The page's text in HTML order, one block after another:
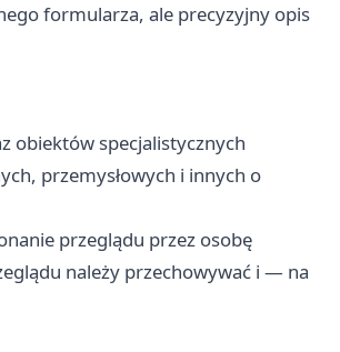
formularza, ale precyzyjny opis
obiektów specjalistycznych
przemysłowych i innych o
przeglądu przez osobę
należy przechowywać i — na